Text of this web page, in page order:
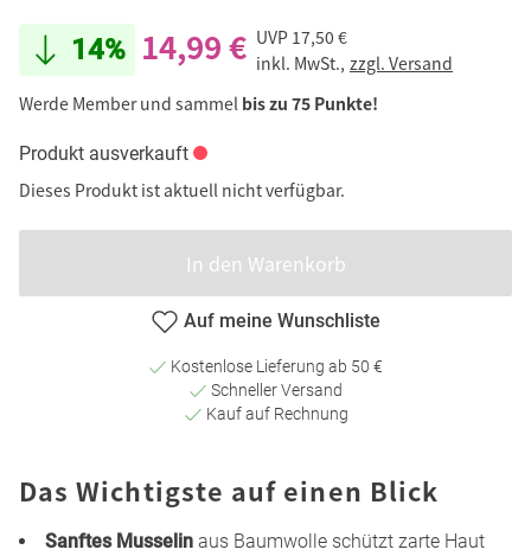
14% 14,99 € UVP 17,50 €
inkl. MwSt., zzgl. Versand
Werde Member und sammel bis zu 75 Punkte!
Produkt ausverkauft
Dieses Produkt ist aktuell nicht verfügbar.
In den Warenkorb
Auf meine Wunschliste
Kostenlose Lieferung ab 50 €
Schneller Versand
Kauf auf Rechnung
Das Wichtigste auf einen Blick
Sanftes Musselin aus Baumwolle schützt zarte Haut